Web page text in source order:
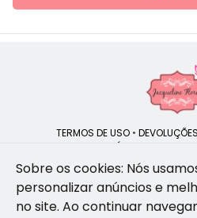
TERMOS DE USO •
POLÍTICA DE
Jacqueline Flores | CNPJ:
Sobre os cookies: Nós
personalizar anúncios e
no site. Ao continuar